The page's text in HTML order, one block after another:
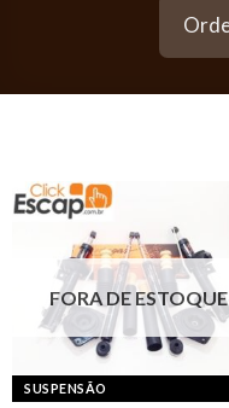
FORA DE ESTOQUE
SUSPENSÃO